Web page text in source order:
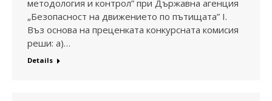
методология и контрол” при Държавна агенция
„Безопасност на движението по пътищата” I.
Въз основа на преценката конкурсната комисия
реши: а)…
Details